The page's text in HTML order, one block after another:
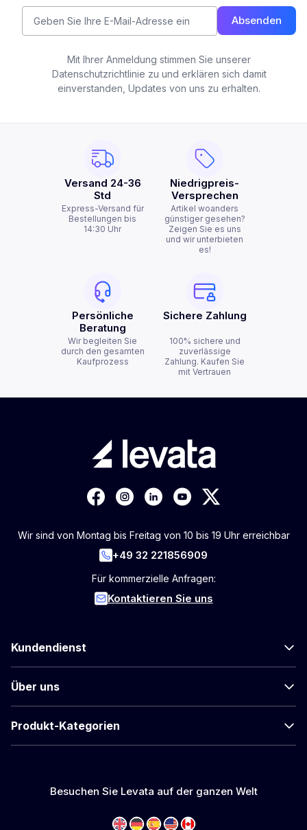
Absenden
Mit Ihrer Anmeldung stimmen Sie unserer
Datenschutzrichtlinie zu und erklären sich damit
einverstanden, Updates von uns zu erhalten.
Versand 24-36
Std
Express-Versand für
Bestellungen bis
14:30 Uhr
Niedrigpreis-
Versprechen
Artikel woanders
günstiger gesehen?
Zeigen Sie es uns
und wir unterbieten
es!
Persönliche
Beratung
Wir begleiten Sie
durch den gesamten
Kaufprozess
Sichere Zahlung
100% sichere und
zuverlässige
Zahlung. Kaufen Sie
mit Vertrauen
Wir sind von Montag bis Freitag von 10 bis 19 Uhr erreichbar
+49 32 221856909
Für kommerzielle Anfragen:
Kontaktieren Sie uns
Kundendienst
Über uns
Produkt-Kategorien
Besuchen Sie Levata auf der ganzen Welt